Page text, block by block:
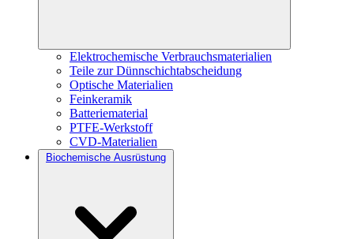
Elektrochemische Verbrauchsmaterialien
Teile zur Dünnschichtabscheidung
Optische Materialien
Feinkeramik
Batteriematerial
PTFE-Werkstoff
CVD-Materialien
Biochemische Ausrüstung